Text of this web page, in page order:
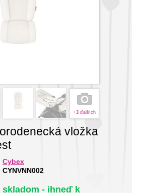
+3ďalších
vložka
Cybex
CYNVNN002
skladom - ihneď k